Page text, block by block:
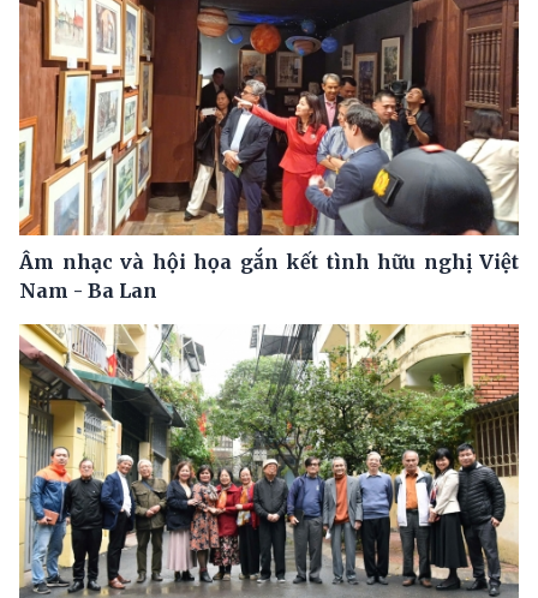
Âm nhạc và hội họa gắn kết tình hữu nghị Việt
Nam - Ba Lan